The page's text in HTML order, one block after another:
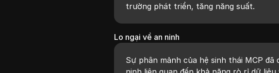
trường phát triển, tăng năng suất.
Lo ngại về an ninh
Sự phân mảnh của hệ sinh thái MCP đã